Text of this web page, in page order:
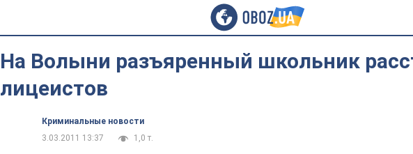
На Волыни разъяренный школьник
лицеистов
Криминальные новости
3.03.2011 13:37
1,0 т.